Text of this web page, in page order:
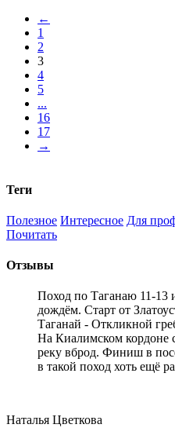
←
1
2
3
4
5
...
16
17
→
Теги
Полезное Интересное Для
Почитать
Отзывы
Поход по Таганаю 11-13
дождём. Старт от
Таганай - Откликной
На Киалимском кордоне
реку вброд. Финиш в
в такой поход хоть
Наталья Цветкова